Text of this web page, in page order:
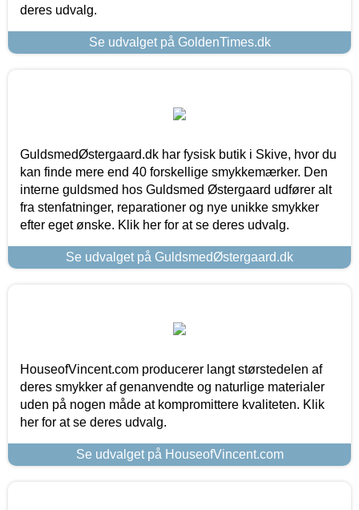
deres udvalg.
Se udvalget på GoldenTimes.dk
GuldsmedØstergaard.dk har fysisk butik i Skive, hvor du
kan finde mere end 40 forskellige smykkemærker. Den
interne guldsmed hos Guldsmed Østergaard udfører alt
fra stenfatninger, reparationer og nye unikke smykker
efter eget ønske. Klik her for at se deres udvalg.
Se udvalget på GuldsmedØstergaard.dk
HouseofVincent.com producerer langt størstedelen af
deres smykker af genanvendte og naturlige materialer
uden på nogen måde at kompromittere kvaliteten. Klik
her for at se deres udvalg.
Se udvalget på HouseofVincent.com